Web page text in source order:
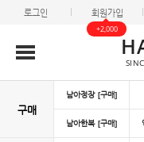
로그인 회원가입
+2,000
구매
남아정장 [구매]
남아한복 [구매]